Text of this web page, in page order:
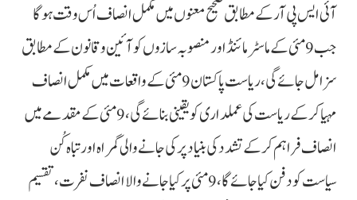
آئی ایس پی آر کے مطابق صحیح معنوں میں مکمل انصاف اُس وقت ہوگا
جب 9 مئی کے ماسٹر مائنڈ اور منصوبہ سازوں کو آئین و قانون کے مطابق
سزا مل جائے گی، ریاست پاکستان 9 مئی کےواقعات میں مکمل انصاف
مہیا کرکے ریاست کی عملداری کویقینی بنائےگی، 9مئی کے مقدمے میں
انصاف فراہم کرکے تشدد کی بنیاد پر کی جانے والی گمراہ اور تباہ کُن
سیاست کو دفن کیا جائے گا، 9 مئی پرکیا جانے والاانصاف نفرت،تقسیم